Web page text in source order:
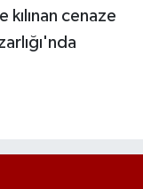
kılınan cenaze